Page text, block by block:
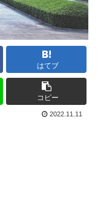
はてブ
コピー
2022.11.11